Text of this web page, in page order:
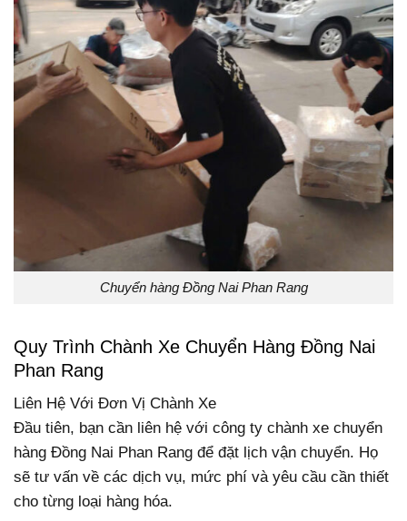
Chuyển hàng Đồng Nai Phan Rang
Quy Trình Chành Xe Chuyển Hàng Đồng Nai
Phan Rang
Liên Hệ Với Đơn Vị Chành Xe
Đầu tiên, bạn cần liên hệ với công ty chành xe chuyển
hàng Đồng Nai Phan Rang để đặt lịch vận chuyển. Họ
sẽ tư vấn về các dịch vụ, mức phí và yêu cầu cần thiết
cho từng loại hàng hóa.